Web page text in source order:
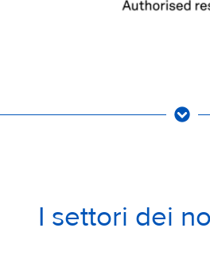
I settori dei